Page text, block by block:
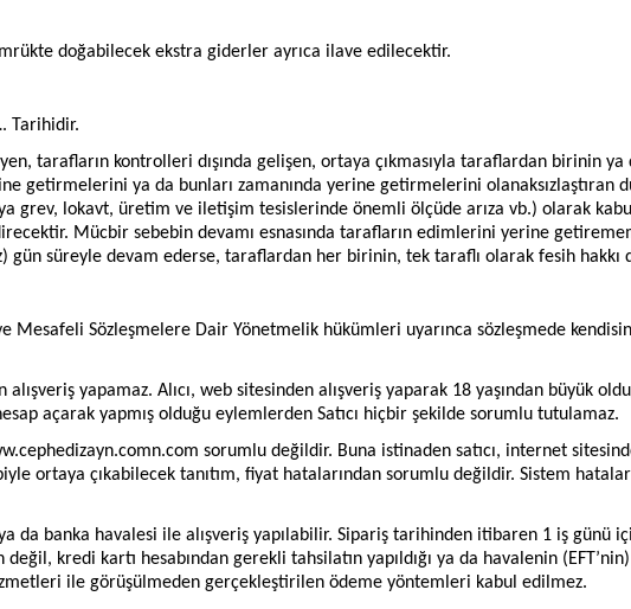
doğabilecek ekstra giderler ayrıca ilave edilecektir.
Tarihidir.
tarafların kontrolleri dışında gelişen, ortaya çıkmasıyla taraflardan birinin
getirmelerini ya da bunları zamanında yerine getirmelerini olanaksızlaştıran
grev, lokavt, üretim ve iletişim tesislerinde önemli ölçüde arıza vb.) olarak
Mücbir sebebin devamı esnasında tarafların edimlerini yerine
süreyle devam ederse, taraflardan her birinin, tek taraflı olarak fesih hakkı
ve Mesafeli Sözleşmelere Dair Yönetmelik hükümleri uyarınca sözleşmede
yapamaz. Alıcı, web sitesinden alışveriş yaparak 18 yaşından büyük
açarak yapmış olduğu eylemlerden Satıcı hiçbir şekilde sorumlu tutulamaz.
sorumlu değildir. Buna istinaden satıcı, internet
ortaya çıkabilecek tanıtım, fiyat hatalarından sorumlu değildir. Sistem
da banka havalesi ile alışveriş yapılabilir. Sipariş tarihinden itibaren 1 iş günü
kredi kartı hesabından gerekli tahsilatın yapıldığı ya da havalenin (EFT’nin)
ile görüşülmeden gerçekleştirilen ödeme yöntemleri kabul edilmez.